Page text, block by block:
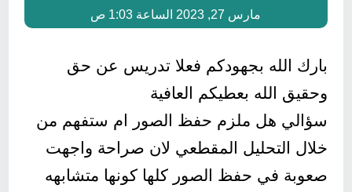
مارس 27, 2023 الساعة 1:03 ص
بارك الله بجهودكم فعلا تدريس عن حق
وحقيق الله بعطيكم العافية
سؤالي هل ملزم حفظ الصور ام ستفهم من
خلال التحليل المقطعي لان صراحة واجهت
صعوبة في حفظ الصور كلها كونها متشابهه